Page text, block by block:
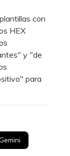
con
HEX
y "de
para
Gemini